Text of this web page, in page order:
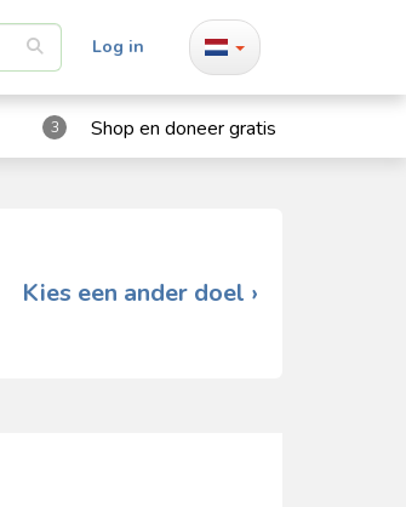
Log in
3 Shop en doneer gratis
Kies een ander doel ›